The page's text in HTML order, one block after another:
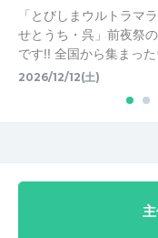
「とびしまウルトラマ
せとうち・呉」前夜祭
です!! 全国から集まっ
2026/12/12(土)